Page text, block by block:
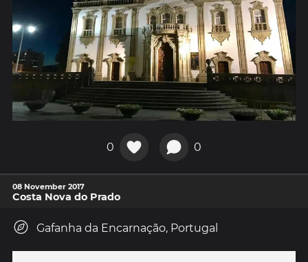
0 0
08 November 2017
Costa Nova do Prado
Gafanha da Encarnação, Portugal